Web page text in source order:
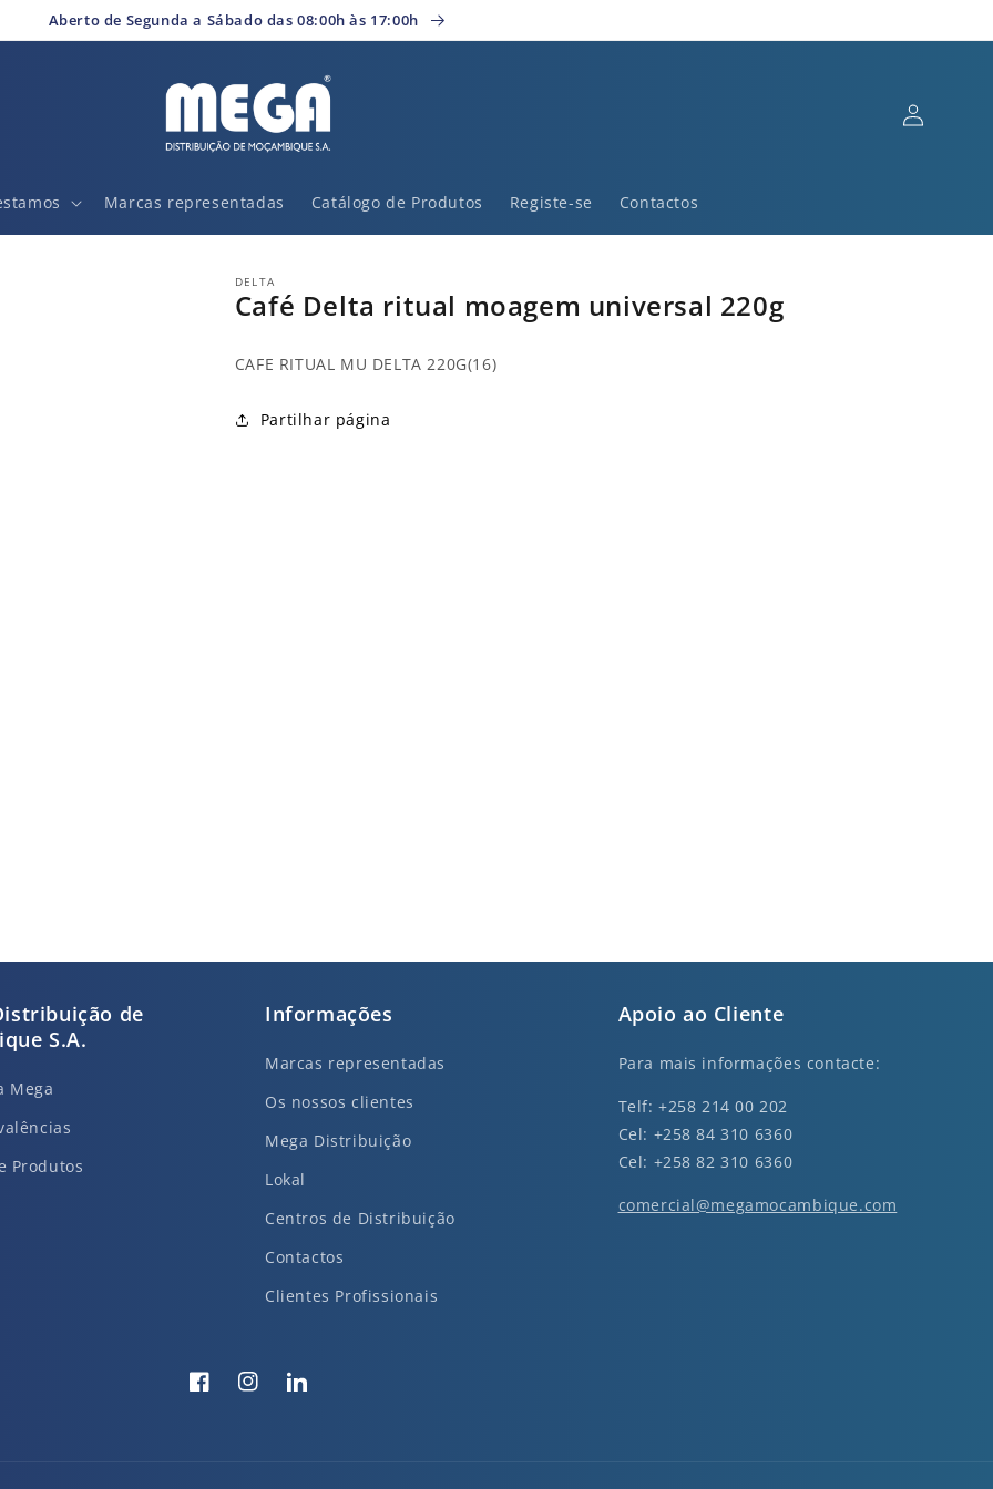
Aberto de Segunda a Sábado das 08:00h às 17:00h
Marcas representadas Catálogo de Produtos Registe-se Contactos
Iniciar
sessão
DELTA
Café Delta ritual moagem universal 220g
CAFE RITUAL MU DELTA 220G(16)
Partilhar página
de
S.A.
Mega
Produtos
Informações
Marcas representadas
Os nossos clientes
Mega Distribuição
Lokal
Centros de Distribuição
Contactos
Clientes Profissionais
Apoio ao Cliente
Para mais informações contacte:
Telf: +258 214 00 202
Cel: +258 84 310 6360
Cel: +258 82 310 6360
comercial@megamocambique.com
FacebookInstagramTranslation